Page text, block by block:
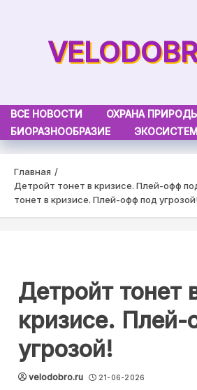
ВСЕ НОВОСТИ ОХРАНА
БИОРАЗНООБРАЗИЕ
Главная
Детройт тонет в кризисе. Плей-офф
тонет в кризисе. Плей-офф под угрозой!
Детройт тонет
кризисе.
угрозой!
velodobro.ru 21-06-2026